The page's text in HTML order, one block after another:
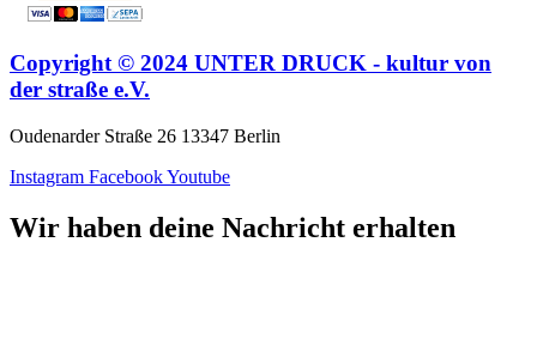
Copyright © 2024 UNTER DRUCK - kultur von
der straße e.V.
Oudenarder Straße 26 13347 Berlin
Instagram FacebookYoutube
Wir haben deine Nachricht erhalten